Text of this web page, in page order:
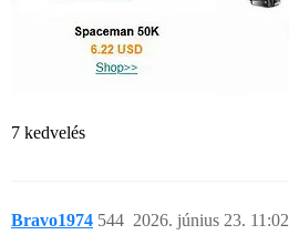
7 kedvelés
Bravo1974 2026. június 23. 11:02
544